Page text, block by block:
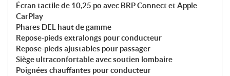
Écran tactile de 10,25 po avec BRP Connect et Apple
CarPlay
Phares DEL haut de gamme
Repose-pieds extralongs pour conducteur
Repose-pieds ajustables pour passager
Siège ultraconfortable avec soutien lombaire
Poignées chauffantes pour conducteur